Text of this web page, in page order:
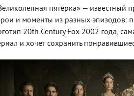
пятёрка» — известный
и моменты из разных эпизодов:
20th Century Fox 2002 года,
и хочет сохранить